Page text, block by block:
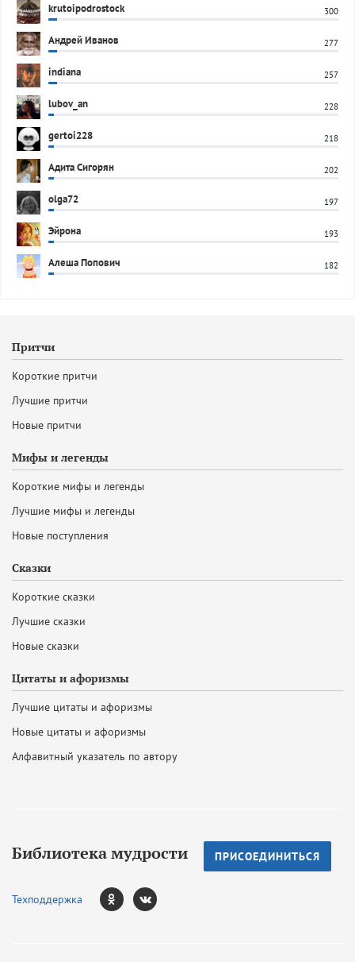
krutoipodrostock 300
Андрей Иванов 277
indiana 257
lubov_an 228
gertoi228 218
Адита Сигорян 202
olga72 197
Эйрона 193
Алеша Попович 182
Притчи
Короткие притчи
Лучшие притчи
Новые притчи
Мифы и легенды
Короткие мифы и легенды
Лучшие мифы и легенды
Новые поступления
Сказки
Короткие сказки
Лучшие сказки
Новые сказки
Цитаты и афоризмы
Лучшие цитаты и афоризмы
Новые цитаты и афоризмы
Алфавитный указатель по автору
Библиотека мудрости ПРИСОЕДИНИТЬСЯ
Техподдержка